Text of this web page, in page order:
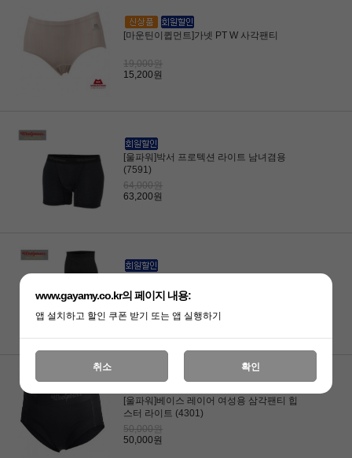
[마운틴이큅먼트]가넷 PT W 사각팬티
19,000원
15,200원
[울파워]박서 프로텍션 라이트 남녀겸용
(7591)
64,000원
63,200원
(7534)
148,000원
[울파워]베이스 레이어 여성용 삼각팬티 힙
스터 라이트 (4301)
50,000원
50,000원
www.gayamy.co.kr의 페이지 내용:
앱 설치하고 할인 쿠폰 받기 또는 앱 실행하기
취소 확인